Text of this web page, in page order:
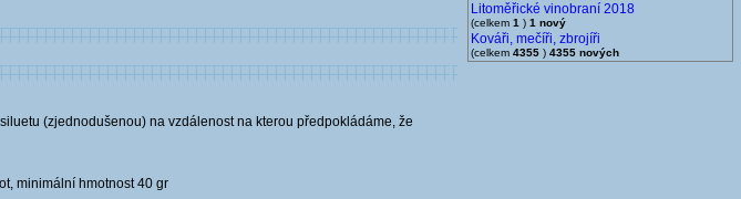
Litoměřické vinobraní 2018
(celkem 1 ) 1 nový
Kováři, mečíři, zbrojíři
(celkem 4355 ) 4355 nových
(zjednodušenou) na vzdálenost na kterou předpokládáme, že
minimální hmotnost 40 gr